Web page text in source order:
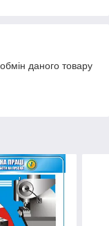
даного товару